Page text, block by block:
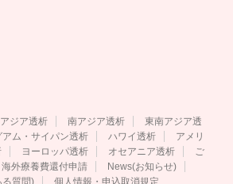
ジア透析 南アジア透析
東南アジア透
アム・サイパン透析 ハワイ透析
アメリ
ヨーロッパ透析 オセアニア透析
ご
海外療養費還付申請
News(お知らせ)
る質問)
個人情報・申込取消規定